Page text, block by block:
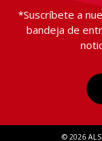
*Suscríbete a
bandeja de
© 2026